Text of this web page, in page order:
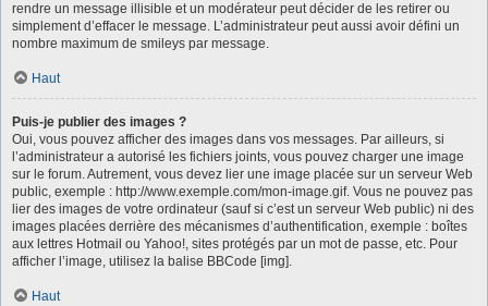
rendre un message illisible et un modérateur peut décider de les retirer ou
simplement d’effacer le message. L’administrateur peut aussi avoir défini un
nombre maximum de smileys par message.
Haut
Puis-je publier des images ?
Oui, vous pouvez afficher des images dans vos messages. Par ailleurs, si
l’administrateur a autorisé les fichiers joints, vous pouvez charger une image
sur le forum. Autrement, vous devez lier une image placée sur un serveur Web
public, exemple : http://www.exemple.com/mon-image.gif. Vous ne pouvez pas
lier des images de votre ordinateur (sauf si c’est un serveur Web public) ni des
images placées derrière des mécanismes d’authentification, exemple : boîtes
aux lettres Hotmail ou Yahoo!, sites protégés par un mot de passe, etc. Pour
afficher l’image, utilisez la balise BBCode [img].
Haut